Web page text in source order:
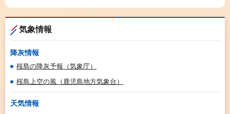
気象情報
降灰情報
桜島の降灰予報（気象庁）
桜島上空の風（鹿児島地方気象台）
天気情報